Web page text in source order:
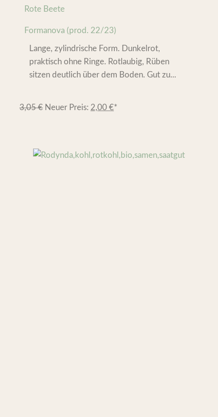
Rote Beete
Formanova (prod. 22/23)
Lange, zylindrische Form. Dunkelrot,
praktisch ohne Ringe. Rotlaubig, Rüben
sitzen deutlich über dem Boden. Gut zu...
3,05€ Neuer Preis: 2,00 €*